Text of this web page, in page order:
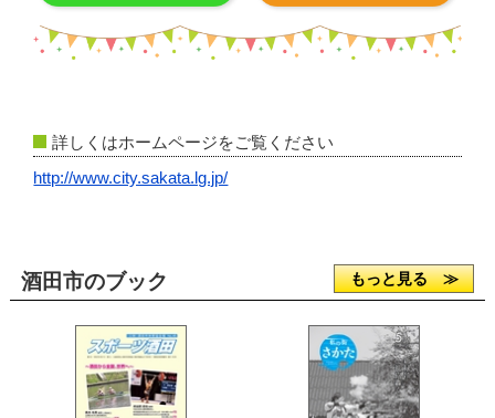
詳しくはホームページをご覧ください
http://www.city.sakata.lg.jp/
酒田市のブック もっと見る ≫